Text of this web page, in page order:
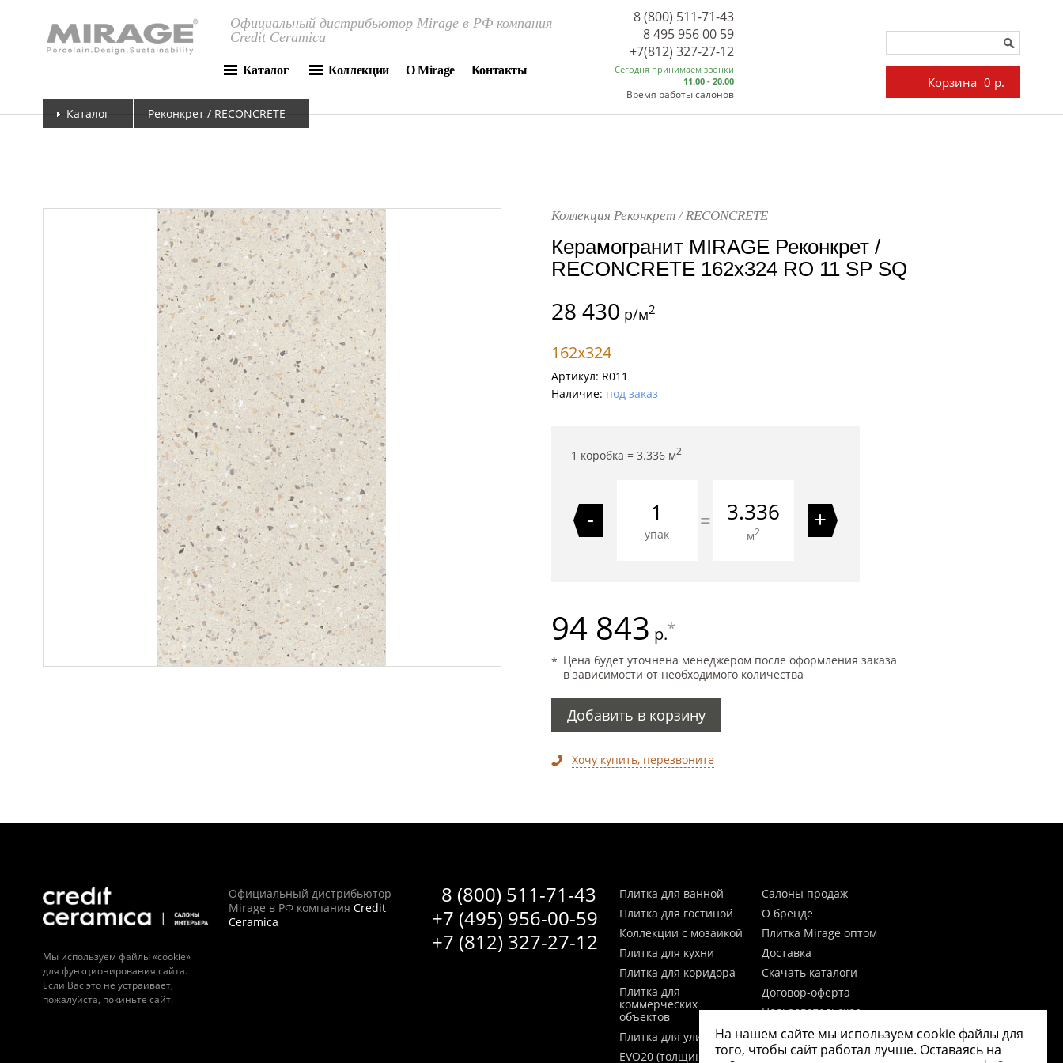
Официальный дистрибьютор Mirage в РФ компания
Credit Ceramica
Каталог Коллекции О Mirage Контакты
8 (800) 511-71-43
8 495 956 00 59
Сегодня принимаем звонки
11.00 - 20.00
Время работы салонов
+7(812) 327-27-12
Корзина 0 р.
Каталог Реконкрет / RECONCRETE
Коллекция Реконкрет / RECONCRETE
Керамогранит MIRAGE Реконкрет /
RECONCRETE 162x324 RO 11 SP SQ
28 430 р/м2
162x324
Артикул: R011
Наличие: под заказ
1 коробка = 3.336м2
-
упак
= 3.336
м2 +
94 843 р.*
Цена будет уточнена менеджером после оформления заказа
в зависимости от необходимого количества
Добавить в корзину
Хочу купить, перезвоните
Мы используем файлы «cookie»
для функционирования сайта.
Если Вас это не устраивает,
пожалуйста, покиньте сайт.
8 (800) 511-71-43
+7 (495) 956-00-59
+7 (812) 327-27-12
Официальный дистрибьютор
Mirage в РФ компания Credit
Ceramica
Плитка для ванной
Плитка для гостиной
Коллекции с мозаикой
Плитка для кухни
Плитка для коридора
Плитка для
коммерческих
объектов
Плитка для улицы
EVO20 (толщина 20мм)
Салоны продаж
О бренде
Плитка Mirage оптом
Доставка
Скачать каталоги
Договор-оферта
Пользовательское
Согласие на обработку
персональных данных
На нашем сайте мы используем cookie файлы для
того, чтобы сайт работал лучше. Оставаясь на